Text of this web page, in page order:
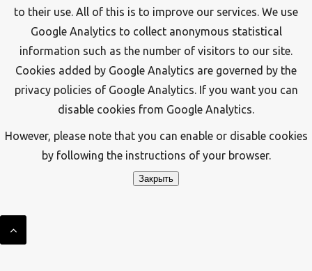
to their use. All of this is to improve our services. We use
Google Analytics to collect anonymous statistical
information such as the number of visitors to our site.
Cookies added by Google Analytics are governed by the
privacy policies of Google Analytics. If you want you can
disable cookies from Google Analytics.
However, please note that you can enable or disable cookies
by following the instructions of your browser.
Закрыть